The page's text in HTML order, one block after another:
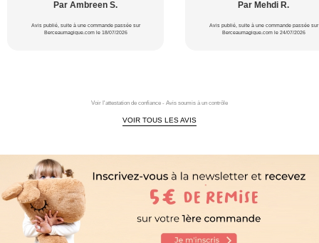
Par Ambreen S.
Avis publié, suite à une commande passée sur
Berceaumagique.com le 18/07/2026
Par Mehdi R.
Avis publié, suite à une commande passée sur
Berceaumagique.com le 24/07/2026
Voir l'attestation de confiance - Avis soumis à un contrôle
VOIR TOUS LES AVIS